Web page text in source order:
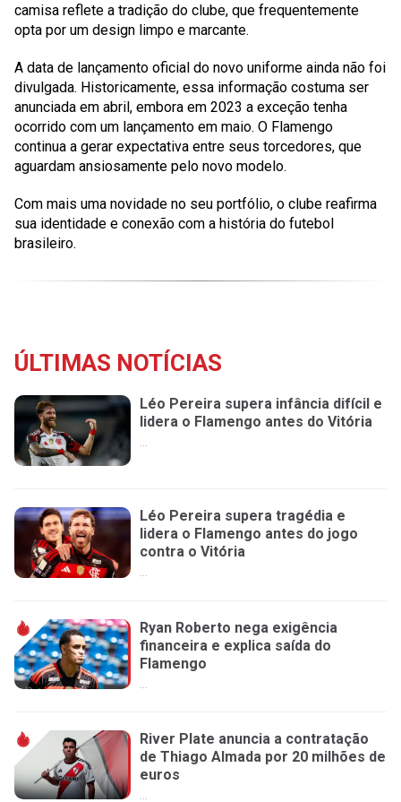
camisa reflete a tradição do clube, que frequentemente
opta por um design limpo e marcante.
A data de lançamento oficial do novo uniforme ainda não foi
divulgada. Historicamente, essa informação costuma ser
anunciada em abril, embora em 2023 a exceção tenha
ocorrido com um lançamento em maio. O Flamengo
continua a gerar expectativa entre seus torcedores, que
aguardam ansiosamente pelo novo modelo.
Com mais uma novidade no seu portfólio, o clube reafirma
sua identidade e conexão com a história do futebol
brasileiro.
ÚLTIMAS NOTÍCIAS
Léo Pereira supera infância difícil e
lidera o Flamengo antes do Vitória
...
Léo Pereira supera tragédia e
lidera o Flamengo antes do jogo
contra o Vitória
...
Ryan Roberto nega exigência
financeira e explica saída do
Flamengo
...
River Plate anuncia a contratação
de Thiago Almada por 20 milhões de
euros
...